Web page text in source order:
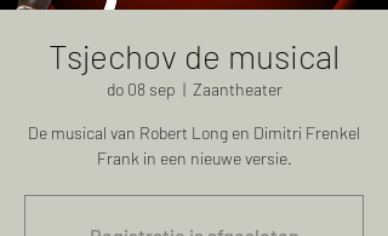
Tsjechov de musical
do 08 sep
  |
Zaantheater
De musical van Robert Long en Dimitri Frenkel
Frank in een nieuwe versie.